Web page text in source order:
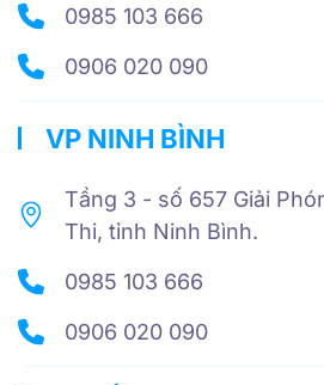
0985 103 666
0906 020 090
VP NINH BÌNH
Tầng 3 - số 657 Giải
Thi, tỉnh Ninh Bình.
0985 103 666
0906 020 090